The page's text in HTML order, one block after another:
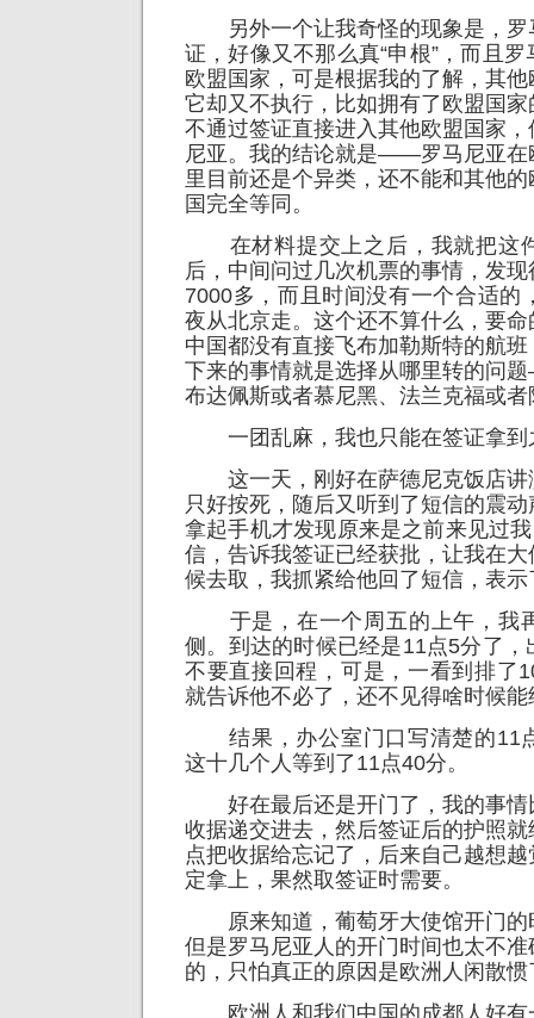
另外一个让我奇怪的现象是，罗
证，好像又不那么真“申根”，而且
欧盟国家，可是根据我的了解，其
它却又不执行，比如拥有了欧盟国
不通过签证直接进入其他欧盟国家
尼亚。我的结论就是——罗马尼亚在
里目前还是个异类，还不能和其他
国完全等同。
在材料提交上之后，我就把这
后，中间问过几次机票的事情，发
7000多，而且时间没有一个合适的
夜从北京走。这个还不算什么，要
中国都没有直接飞布加勒斯特的航
下来的事情就是选择从哪里转的问
布达佩斯或者慕尼黑、法兰克福或
一团乱麻，我也只能在签证拿到
这一天，刚好在萨德尼克饭店讲
只好按死，随后又听到了短信的震
拿起手机才发现原来是之前来见过
信，告诉我签证已经获批，让我在
候去取，我抓紧给他回了短信，表
于是，在一个周五的上午，我
侧。到达的时候已经是11点5分了，
不要直接回程，可是，一看到排了
就告诉他不必了，还不见得啥时候能
结果，办公室门口写清楚的11
这十几个人等到了11点40分。
好在最后还是开门了，我的事情
收据递交进去，然后签证后的护照
点把收据给忘记了，后来自己越想
定拿上，果然取签证时需要。
原来知道，葡萄牙大使馆开门的
但是罗马尼亚人的开门时间也太不
的，只怕真正的原因是欧洲人闲散惯
欧洲人和我们中国的成都人好有